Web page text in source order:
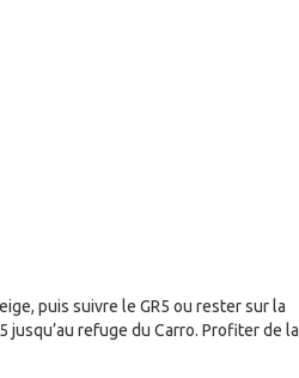
puis suivre le GR5 ou rester sur la
jusqu’au refuge du Carro. Profiter de la